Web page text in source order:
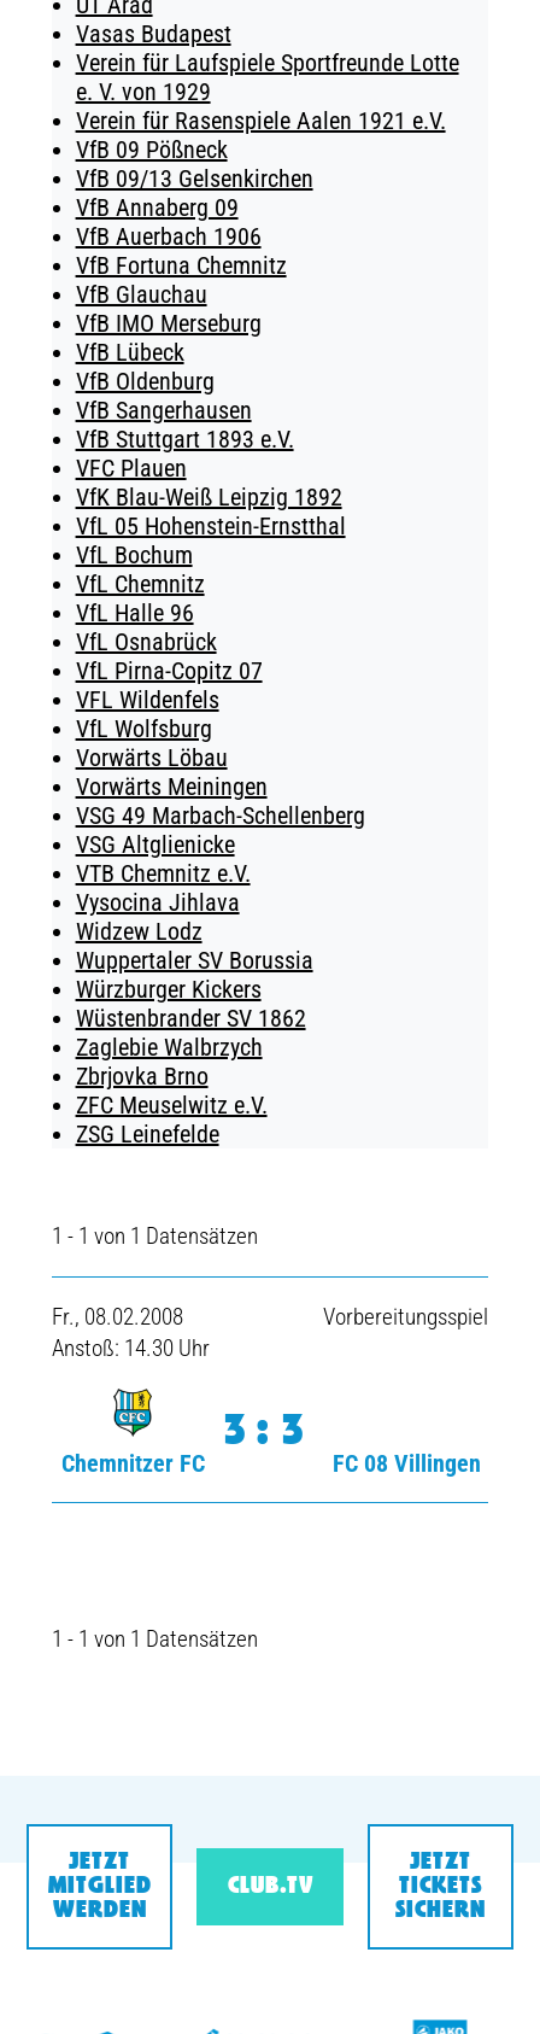
Vasas Budapest
Verein für Laufspiele Sportfreunde Lotte
e. V. von 1929
Verein für Rasenspiele Aalen 1921 e.V.
VfB 09 Pößneck
VfB 09/13 Gelsenkirchen
VfB Annaberg 09
VfB Auerbach 1906
VfB Fortuna Chemnitz
VfB Glauchau
VfB IMO Merseburg
VfB Lübeck
VfB Oldenburg
VfB Sangerhausen
VfB Stuttgart 1893 e.V.
VFC Plauen
VfK Blau-Weiß Leipzig 1892
VfL 05 Hohenstein-Ernstthal
VfL Bochum
VfL Chemnitz
VfL Halle 96
VfL Osnabrück
VfL Pirna-Copitz 07
VFL Wildenfels
VfL Wolfsburg
Vorwärts Löbau
Vorwärts Meiningen
VSG 49 Marbach-Schellenberg
VSG Altglienicke
VTB Chemnitz e.V.
Vysocina Jihlava
Widzew Lodz
Wuppertaler SV Borussia
Würzburger Kickers
Wüstenbrander SV 1862
Zaglebie Walbrzych
Zbrjovka Brno
ZFC Meuselwitz e.V.
ZSG Leinefelde
1 - 1 von 1 Datensätzen
Fr., 08.02.2008
Anstoß: 14.30 Uhr
Vorbereitungsspiel
Chemnitzer FC
3:3
FC 08 Villingen
1 - 1 von 1 Datensätzen
JETZT
MITGLIED
WERDEN
CLUB.TV
JETZT
TICKETS
SICHERN